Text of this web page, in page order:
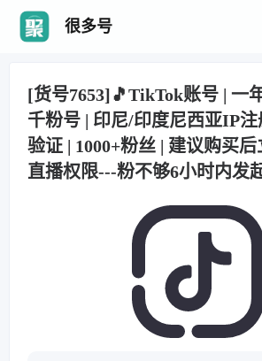
很多号
[货号7653]🎵TikTok账号 | 一
千粉号 | 印尼/印度尼西亚IP
验证 | 1000+粉丝 | 建议购买
直播权限---粉不够6小时内发